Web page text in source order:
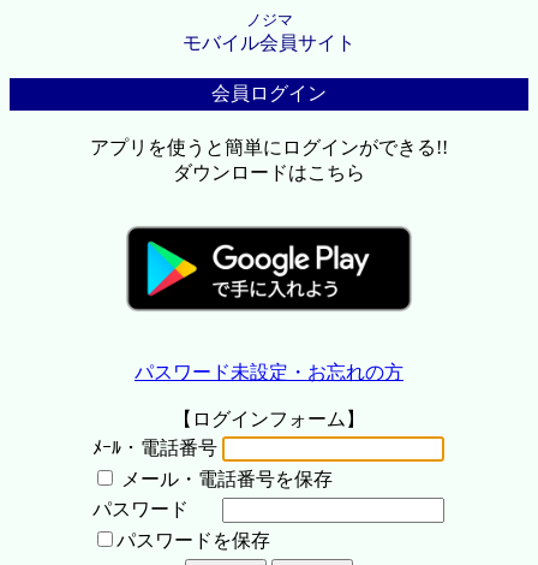
ノジマ
モバイル会員サイト
会員ログイン
アプリを使うと簡単にログインができる!!
ダウンロードはこちら
パスワード未設定・お忘れの方
【ログインフォーム】
ﾒｰﾙ・電話番号
メール・電話番号を保存
パスワード
パスワードを保存